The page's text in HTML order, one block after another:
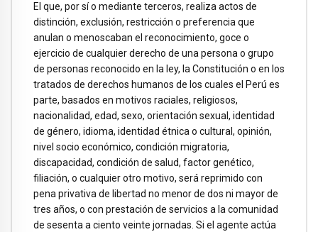
El que, por sí o mediante terceros, realiza actos de
distinción, exclusión, restricción o preferencia que
anulan o menoscaban el reconocimiento, goce o
ejercicio de cualquier derecho de una persona o grupo
de personas reconocido en la ley, la Constitución o en los
tratados de derechos humanos de los cuales el Perú es
parte, basados en motivos raciales, religiosos,
nacionalidad, edad, sexo, orientación sexual, identidad
de género, idioma, identidad étnica o cultural, opinión,
nivel socio económico, condición migratoria,
discapacidad, condición de salud, factor genético,
filiación, o cualquier otro motivo, será reprimido con
pena privativa de libertad no menor de dos ni mayor de
tres años, o con prestación de servicios a la comunidad
de sesenta a ciento veinte jornadas. Si el agente actúa